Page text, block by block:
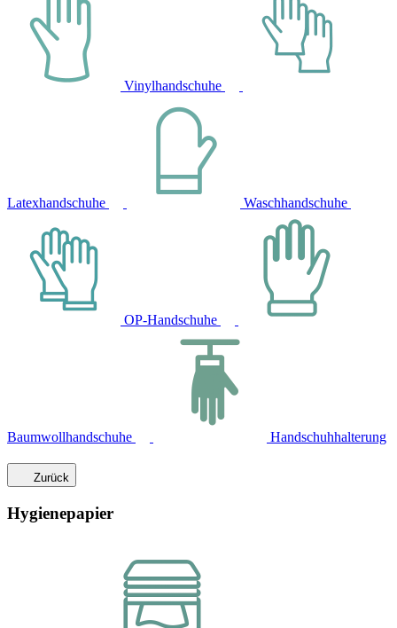
Vinylhandschuhe
Latexhandschuhe Waschhandschuhe
OP-Handschuhe
Baumwollhandschuhe Handschuhhalterung
Zurück
Hygienepapier